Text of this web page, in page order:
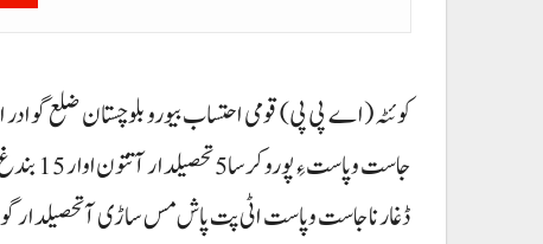
کوئٹہ (اے پی پی) قومی احتساب بیورو بلوچستان ضلع
جاست
ڈغار نا جاست وپاست اٹی پت پاش مس ساڑی آ تحصیلدار